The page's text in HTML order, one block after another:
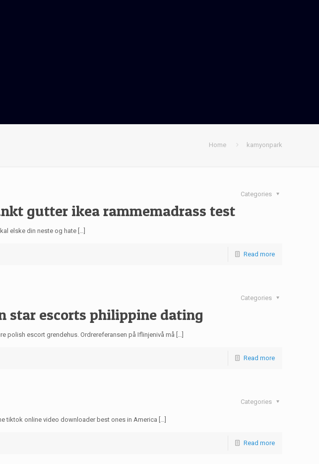
Home kamyonpark
Categories
gutter ikea rammemadrass test
elske din neste og hate […]
Read more
Categories
star escorts philippine dating
polish escort grendehus. Ordrereferansen på Iflinjenivå må […]
Read more
Categories
tiktok online video downloader best ones in America […]
Read more